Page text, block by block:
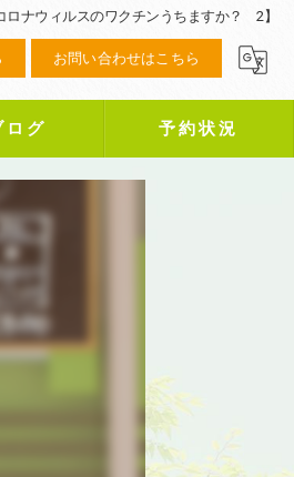
ナウィルスのワクチンうちますか？ 2】
お問い合わせはこちら
ログ 予約状況